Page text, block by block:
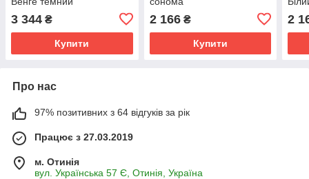
3 344 ₴
Купити
2 166₴
Купити
2
Про нас
97% позитивних з 64 відгуків за рік
Працює з 27.03.2019
м. Отинія
вул. Українська 57 Є, Отинія, Україна